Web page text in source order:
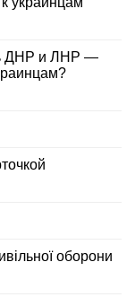
ДНР и ЛНР —
оборони